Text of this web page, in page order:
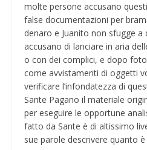
molte persone accusano
false documentazioni per
denaro e Juanito non sfugge
accusano di lanciare in aria
o con dei complici, e dopo
come avvistamenti di oggetti
verificare l’infondatezza di
Sante Pagano il materiale
per eseguire le opportune
fatto da Sante è di altissimo
sue parole descrivere quanto